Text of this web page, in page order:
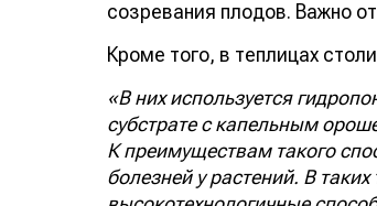
созревания плодов. Важно
Кроме того, в теплицах
«В них используется
субстрате с капельным
К преимуществам такого
болезней у растений. В